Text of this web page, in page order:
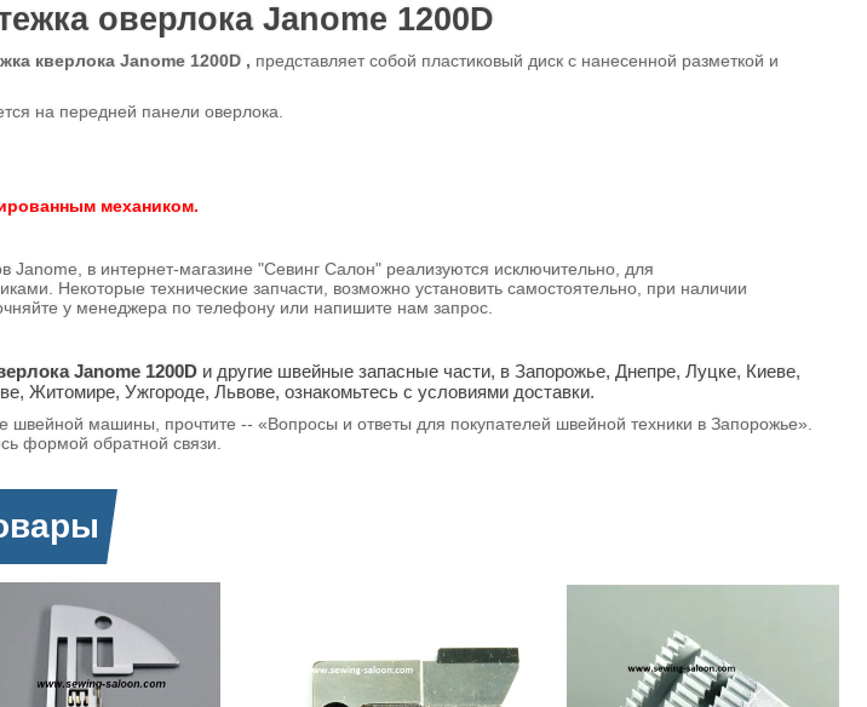
оверлока Janome 1200D
кверлока Janome 1200D , представляет собой пластиковый диск с нанесенной разметкой и
на передней панели оверлока.
механиком.
Janome, в интернет-магазине "Севинг Салон" реализуются исключительно, для
Некоторые технические запчасти, возможно установить самостоятельно, при наличии
у менеджера по телефону или напишите нам запрос.
Janome 1200D и другие швейные запасные части, в Запорожье, Днепре, Луцке, Киеве,
Житомире, Ужгороде, Львове, ознакомьтесь с условиями доставки.
швейной машины, прочтите -- «Вопросы и ответы для покупателей швейной техники в Запорожье».
формой обратной связи.